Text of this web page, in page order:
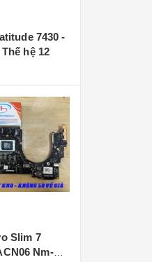
7430 -
hệ 12
Slim 7
Nm-